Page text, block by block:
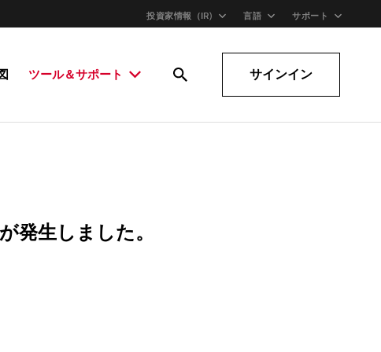
投資家情報（IR) 言語 サポート
ツール＆サポート サインイン
発生しました。